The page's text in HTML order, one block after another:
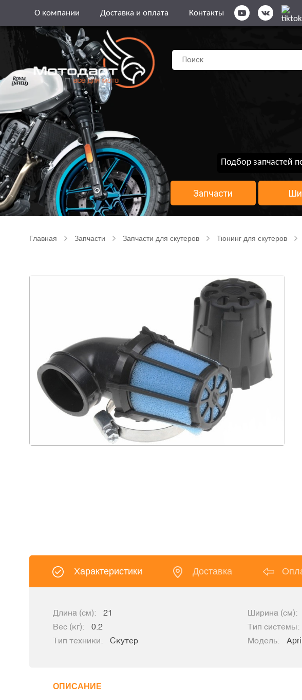
О компании Доставка и оплата Контакты
Подбор запчастей
Запчасти
Главная Запчасти Запчасти для скутеров Тюнинг для скутеров
Характеристики Доставка
Длина (см): 21 Ширина (см):
Вес (кг):
0.2 Тип системы:
Тип техники:
Скутер Модель:
ОПИСАНИЕ